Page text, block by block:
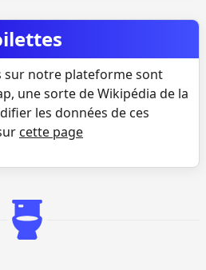
sur notre plateforme sont
une sorte de Wikipédia de la
les données de ces
cette page